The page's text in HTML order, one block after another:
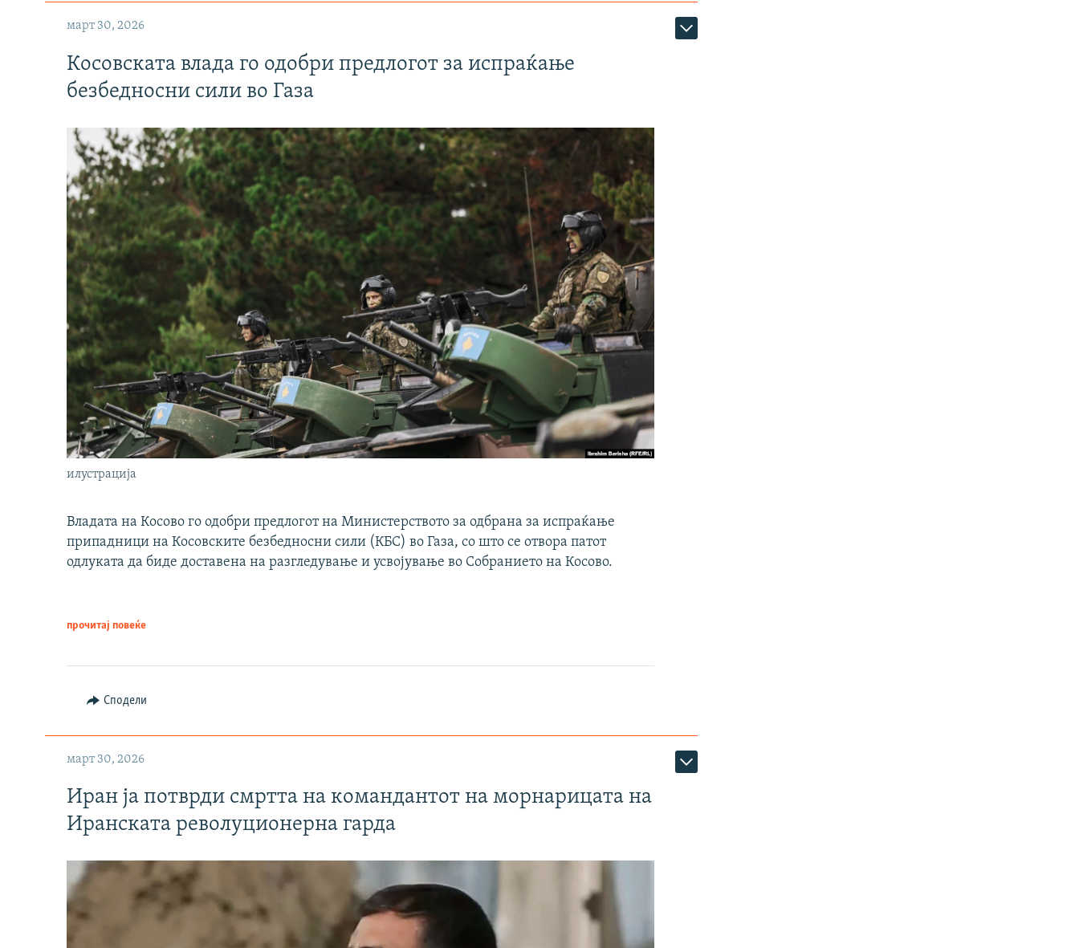
март 30, 2026
Косовската влада го одобри предлогот за испраќање
безбедносни сили во Газа
илустрација
Владата на Косово го одобри предлогот на Министерството за одбрана за испраќање
припадници на Косовските безбедносни сили (КБС) во Газа, со што се отвора патот
одлуката да биде доставена на разгледување и усвојување во Собранието на Косово.
прочитај повеќе
Сподели
март 30, 2026
Иран ја потврди смртта на командантот на морнарицата на
Иранската револуционерна гарда